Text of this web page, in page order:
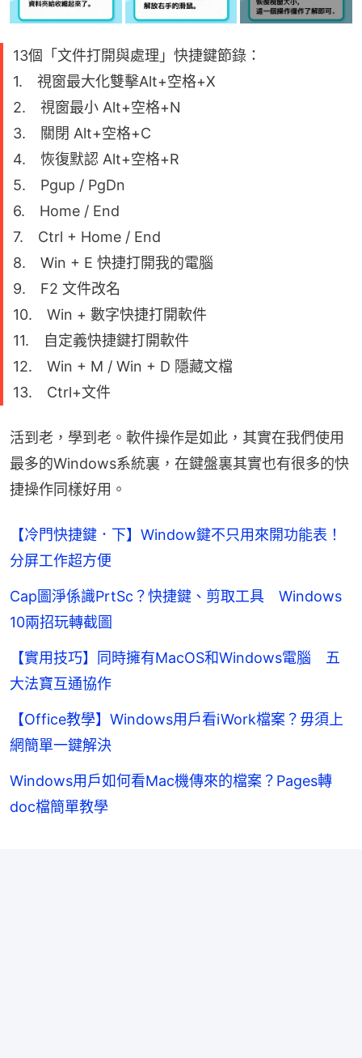
13個「文件打開與處理」快捷鍵節錄：
1. 視窗最大化雙擊Alt+空格+X
2. 視窗最小 Alt+空格+N
3. 關閉 Alt+空格+C
4. 恢復默認 Alt+空格+R
5. Pgup / PgDn
6. Home / End
7. Ctrl + Home / End
8. Win + E 快捷打開我的電腦
9. F2 文件改名
10. Win + 數字快捷打開軟件
11. 自定義快捷鍵打開軟件
12. Win + M / Win + D 隱藏文檔
13. Ctrl+文件
活到老，學到老。軟件操作是如此，其實在我們使用
最多的Windows系統裏，在鍵盤裏其實也有很多的快
捷操作同樣好用。
【冷門快捷鍵．下】Window鍵不只用來開功能表！
分屏工作超方便
Cap圖淨係識PrtSc？快捷鍵、剪取工具 Windows
10兩招玩轉截圖
【實用技巧】同時擁有MacOS和Windows電腦 五
大法寶互通協作
【Office教學】Windows用戶看iWork檔案？毋須上
網簡單一鍵解決
Windows用戶如何看Mac機傳來的檔案？Pages轉
doc檔簡單教學